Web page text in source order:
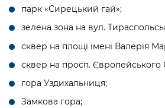
парк «Сирецький гай»;
зелена зона на вул.
сквер на площі імені Валерія
сквер на просп. Європейського
гора Уздихальниця;
Замкова гора;